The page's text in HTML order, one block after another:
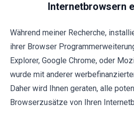
Internetbrowsern
Während meiner Recherche,
ihrer Browser
Explorer, Google Chrome, oder
wurde mit anderer
Daher wird Ihnen geraten, alle
Browserzusätze von Ihren